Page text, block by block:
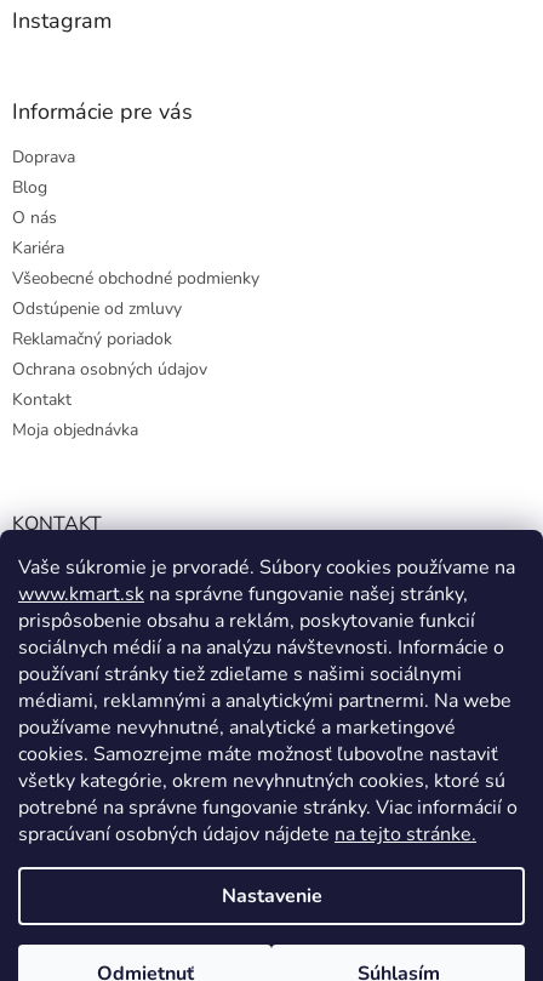
Vaše súkromie je prvoradé. Súbory cookies používame na
www.kmart.sk na správne fungovanie našej stránky,
prispôsobenie obsahu a reklám, poskytovanie funkcií
sociálnych médií a na analýzu návštevnosti. Informácie o
používaní stránky tiež zdieľame s našimi sociálnymi
médiami, reklamnými a analytickými partnermi. Na webe
používame nevyhnutné, analytické a marketingové
cookies. Samozrejme máte možnosť ľubovoľne nastaviť
všetky kategórie, okrem nevyhnutných cookies, ktoré sú
potrebné na správne fungovanie stránky. Viac informácií o
spracúvaní osobných údajov nájdete na tejto stránke.
Nastavenie
Odmietnuť Súhlasím
Instagram
Informácie pre vás
Doprava
Blog
O nás
Kariéra
Všeobecné obchodné podmienky
Odstúpenie od zmluvy
Reklamačný poriadok
Ochrana osobných údajov
Kontakt
Moja objednávka
KONTAKT
info@kmart.sk
+421 947 979 193
+421 947 979 193
facebook.com/Kolieramarket
Vytvoril Shoptet
Copyright 2026Kmart.sk. Všetky práva vyhradené.Upraviť